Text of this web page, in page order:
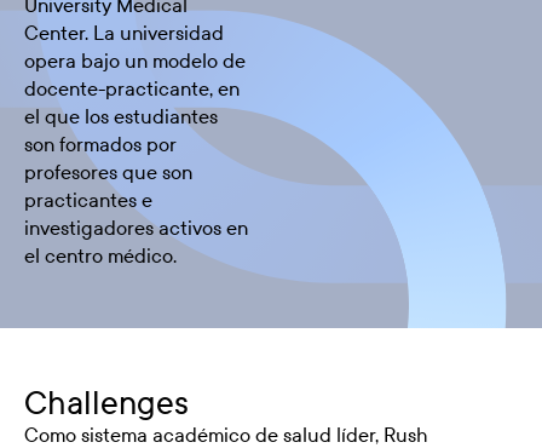
University Medical
Center. La universidad
opera bajo un modelo de
docente-practicante, en
el que los estudiantes
son formados por
profesores que son
practicantes e
investigadores activos en
el centro médico.
Challenges
Como sistema académico de salud líder, Rush